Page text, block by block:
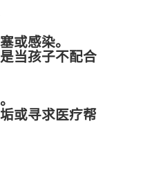
或感染。
当孩子不配合
或寻求医疗帮